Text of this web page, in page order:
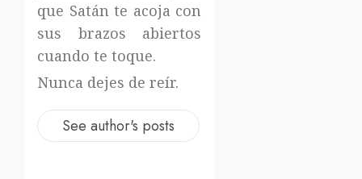
que Satán te acoja con
sus brazos abiertos
cuando te toque.
Nunca dejes de reír.
See author's posts